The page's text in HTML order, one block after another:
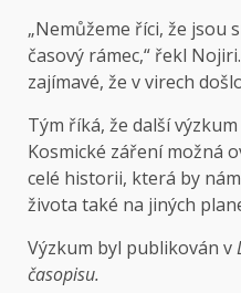
„Nemůžeme říci, že jsou
časový rámec,“ řekl
zajímavé, že v virech
Tým říká, že další
Kosmické zářenímožná
celé historii, která by
života také na jiných
Výzkum byl publikován v
časopisu.